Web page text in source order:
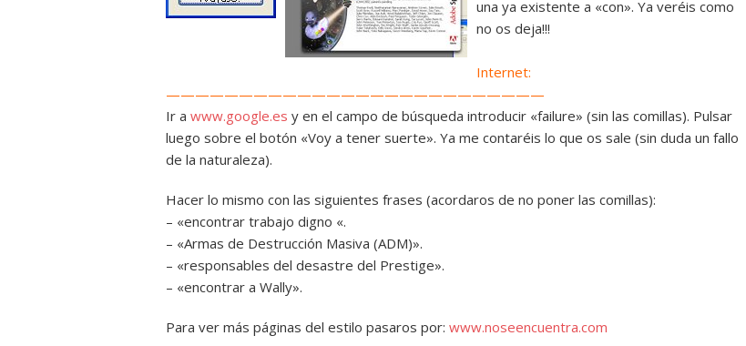
una ya existente a «con». Ya veréis como
no os deja!!!
Internet:
——————————————————————————
Ir a www.google.es y en el campo de búsqueda introducir «failure» (sin las comillas). Pulsar
luego sobre el botón «Voy a tener suerte». Ya me contaréis lo que os sale (sin duda un fallo
de la naturaleza).
Hacer lo mismo con las siguientes frases (acordaros de no poner las comillas):
– «encontrar trabajo digno «.
– «Armas de Destrucción Masiva (ADM)».
– «responsables del desastre del Prestige».
– «encontrar a Wally».
Para ver más páginas del estilo pasaros por: www.noseencuentra.com